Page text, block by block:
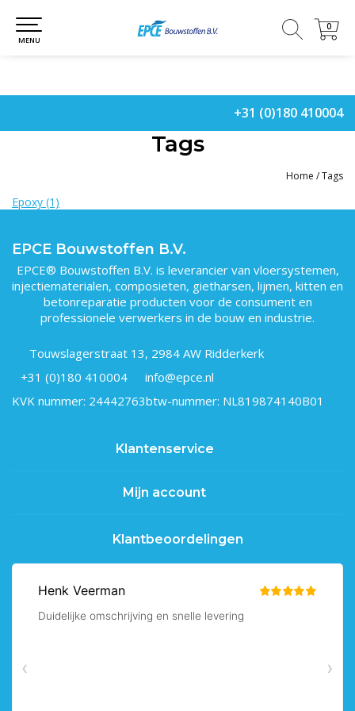
+31 (0)180 410004
0
0
MENU
Tags
Home /Tags
Epoxy (1)
EPCE Bouwstoffen B.V.
EPCE® Bouwstoffen B.V. is leverancier van vloersystemen,
injectiematerialen, composieten, gietharsen, lijmen, kitten en
betonreparatie producten voor de consument en
professionele verwerkers in de bouw en industrie.
Touwslagerstraat 13, 2984 AW Ridderkerk
+31 (0)180 410004
info@epce.nl
KVK nummer: 24442763btw-nummer: NL819874140B01
Klantenservice
Mijn account
Klantbeoordelingen